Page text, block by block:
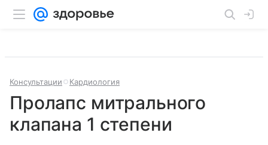
Консультации Кардиология
Пролапс митрального
клапана 1 степени